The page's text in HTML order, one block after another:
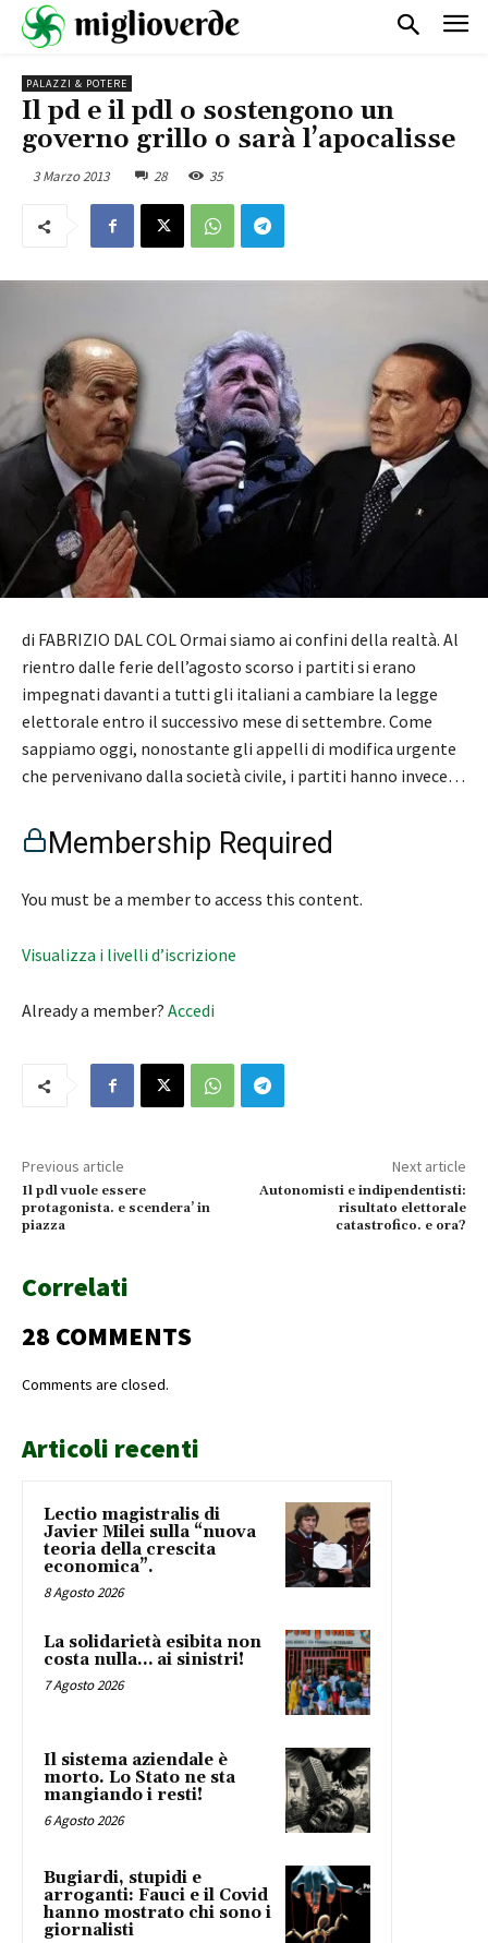
PALAZZI & POTERE
Il pd e il pdl o sostengono un
governo grillo o sarà l’apocalisse
3 Marzo 2013 28 35
di FABRIZIO DAL COL Ormai siamo ai confini della realtà. Al
rientro dalle ferie dell’agosto scorso i partiti si erano
impegnati davanti a tutti gli italiani a cambiare la legge
elettorale entro il successivo mese di settembre. Come
sappiamo oggi, nonostante gli appelli di modifica urgente
che pervenivano dalla società civile, i partiti hanno invece…
Membership Required
You must be a member to access this content.
Visualizza i livelli d’iscrizione
Already a member? Accedi
Previous article
Il pdl vuole essere
protagonista. e scendera’ in
piazza
Next article
Autonomisti e indipendentisti:
risultato elettorale
catastrofico. e ora?
Correlati
28 COMMENTS
Comments are closed.
Articoli recenti
Lectio magistralis di
Javier Milei sulla “nuova
teoria della crescita
economica”.
8 Agosto 2026
La solidarietà esibita non
costa nulla… ai sinistri!
7 Agosto 2026
Il sistema aziendale è
morto. Lo Stato ne sta
mangiando i resti!
6 Agosto 2026
Bugiardi, stupidi e
arroganti: Fauci e il Covid
hanno mostrato chi sono i
giornalisti